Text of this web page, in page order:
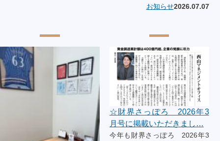
お知らせ2026.07.07
☆財界さっぽろ 2026年3
月号に掲載いただきまし…
今年も財界さっぽろ 2026年3